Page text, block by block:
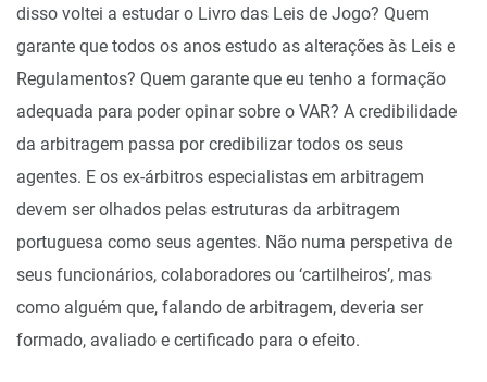
disso voltei a estudar o Livro das Leis de Jogo? Quem
garante que todos os anos estudo as alterações às Leis e
Regulamentos? Quem garante que eu tenho a formação
adequada para poder opinar sobre o VAR? A credibilidade
da arbitragem passa por credibilizar todos os seus
agentes. E os ex-árbitros especialistas em arbitragem
devem ser olhados pelas estruturas da arbitragem
portuguesa como seus agentes. Não numa perspetiva de
seus funcionários, colaboradores ou ‘cartilheiros’, mas
como alguém que, falando de arbitragem, deveria ser
formado, avaliado e certificado para o efeito.